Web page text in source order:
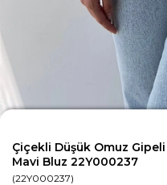
Çiçekli Düşük Omuz
Mavi Bluz 22Y000237
(22Y000237)